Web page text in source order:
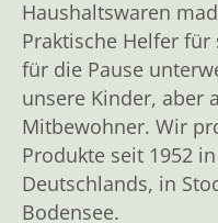
Haushaltswaren
Praktische Helfer
für die Pause
unsere Kinder, aber
Mitbewohner. Wir
Produkte seit 1952
Deutschlands, in
Bodensee.